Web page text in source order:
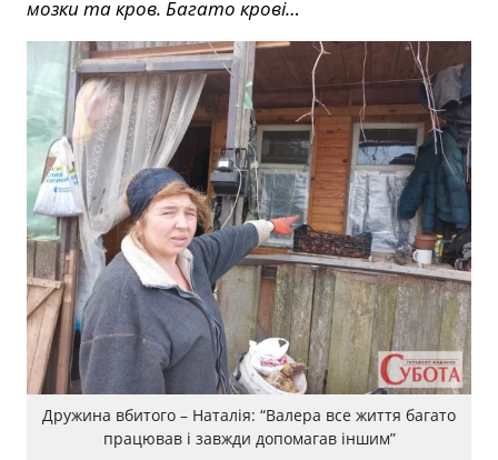
мозки та кров. Багато крові…
Дружина вбитого – Наталія: “Валера все життя багато
працював і завжди допомагав іншим”